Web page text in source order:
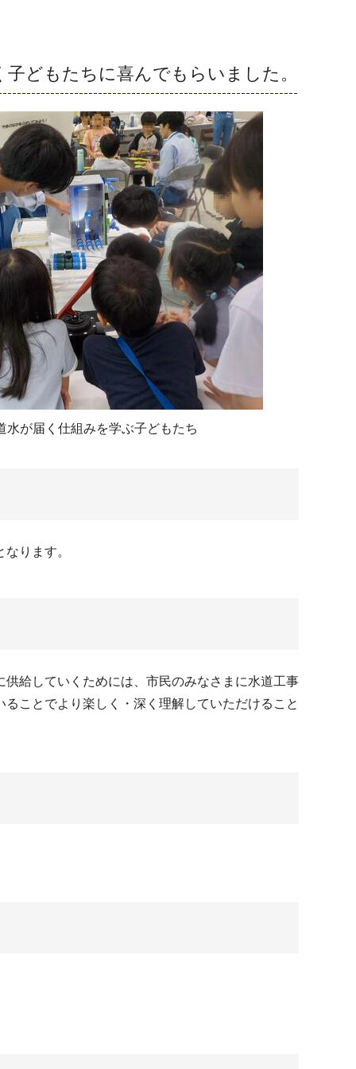
どもたちに喜んでもらいました。
水が届く仕組みを学ぶ子どもたち
ります。
給していくためには、市民のみなさまに水道工事
ことでより楽しく・深く理解していただけること